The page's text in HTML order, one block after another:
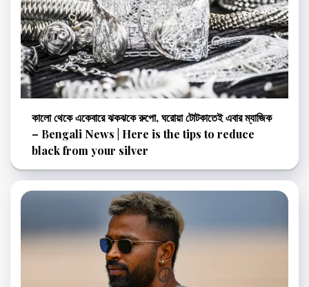
কালো থেকে একেবারে ঝকঝকে রুপো, ঘরোয়া টোটকাতেই এবার ম্যাজিক
– Bengali News | Here is the tips to reduce
black from your silver